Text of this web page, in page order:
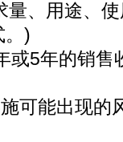
、用途、使
。)
5年的销售
能出现的